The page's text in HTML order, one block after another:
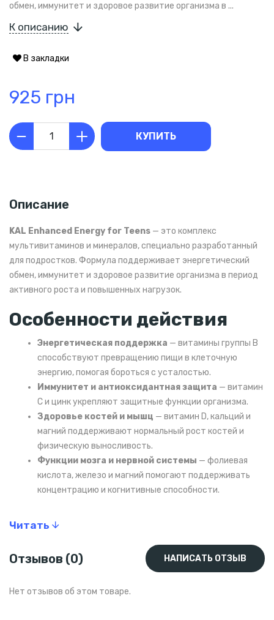
обмен, иммунитет и здоровое развитие организма в ...
К описанию
В закладки
925 грн
КУПИТЬ
Описание
KAL Enhanced Energy for Teens — это комплекс
мультивитаминов и минералов, специально разработанный
для подростков. Формула поддерживает энергетический
обмен, иммунитет и здоровое развитие организма в период
активного роста и повышенных нагрузок.
Особенности действия
Энергетическая поддержка — витамины группы B
способствуют превращению пищи в клеточную
энергию, помогая бороться с усталостью.
Иммунитет и антиоксидантная защита — витамин
C и цинк укрепляют защитные функции организма.
Здоровье костей и мышц — витамин D, кальций и
магний поддерживают нормальный рост костей и
физическую выносливость.
Функции мозга и нервной системы — фолиевая
кислота, железо и магний помогают поддерживать
концентрацию и когнитивные способности.
Преимущества
Специально адаптированная формула для
потребностей подростков.
Поддерживает энергию и выносливость во время
учёбы и занятий спортом.
Читать
Отзывов (0) НАПИСАТЬ ОТЗЫВ
Нет отзывов об этом товаре.